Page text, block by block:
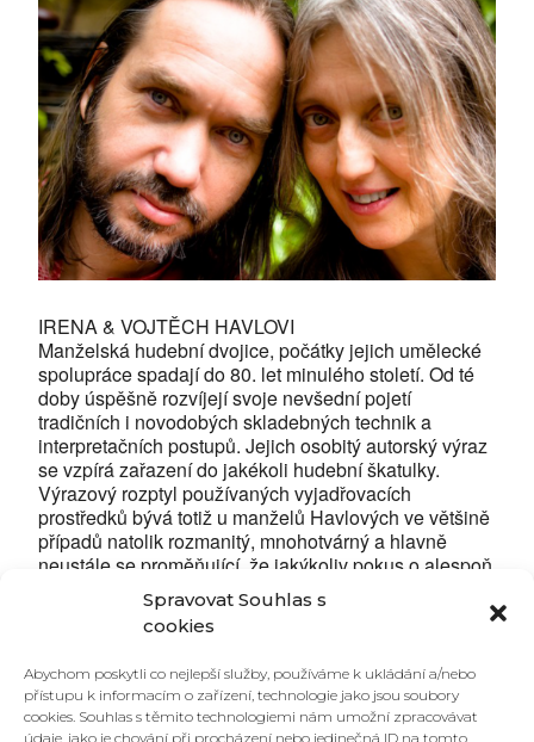
Spravovat Souhlas s
cookies
Abychom poskytli co nejlepší služby, používáme k ukládání a/nebo
přístupu k informacím o zařízení, technologie jako jsou soubory
cookies. Souhlas s těmito technologiemi nám umožní zpracovávat
údaje, jako je chování při procházení nebo jedinečná ID na tomto
IRENA & VOJTĚCH HAVLOVI
Manželská hudební dvojice, počátky jejich umělecké
spolupráce spadají do 80. let minulého století. Od té
doby úspěšně rozvíjejí svoje nevšední pojetí
tradičních i novodobých skladebných technik a
interpretačních postupů. Jejich osobitý autorský výraz
se vzpírá zařazení do jakékoli hudební škatulky.
Výrazový rozptyl používaných vyjadřovacích
prostředků bývá totiž u manželů Havlových ve většině
případů natolik rozmanitý, mnohotvárný a hlavně
neustále se proměňující, že jakýkoliv pokus o alespoň
rámcové slovní zachycení podstaty jejich
muzikantského dialogu za konkrétní skutečností nutně
Inspiraci pro hudební, ale i vlastní filmovou tvorbu
nalézají i v prostředí Indie, kterou několikrát navštívili.
V letošním roce zkomponovali hudbu pro úspěšný film
Křižáček (Křišťálový globus pro nejlepší film na MFF